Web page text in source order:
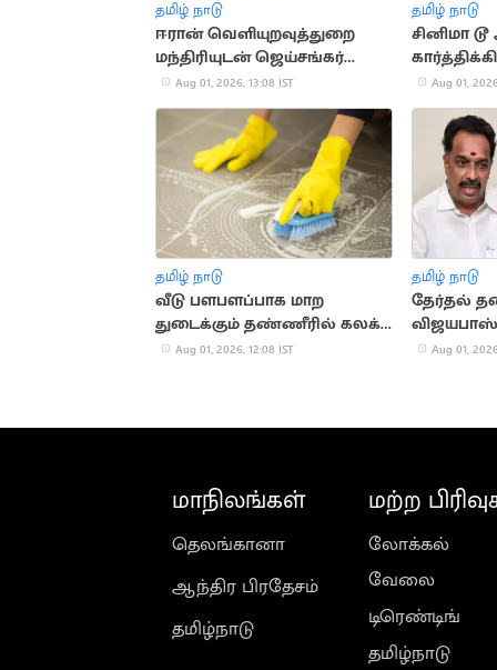
தமிழ் நாடு
ஈரான் வெளியுறவுத்துறை
மந்திரியுடன் ஜெய்சங்கர்
தொலைபேசியில் உரையாடல்
Aug 01, 2026, 13:08 IST
தமிழ் நாடு
சினிமா
Aug 01,
தமிழ் நாடு
வீடு பளபளப்பாக மாற
துடைக்கும் தண்ணீரில் கலக்க
வேண்டிய பொருட்கள்
Aug 01, 2026, 12:08 IST
தமிழ் நாடு
தேர்தல்
Aug 01,
மாநிலங்கள்
தெலங்கானா
ஆந்திர பிரதேசம்
தமிழ்நாடு
மற்ற
லோக்கல்
வேலை
டிரெண்டிங்
தமிழ்நாடு